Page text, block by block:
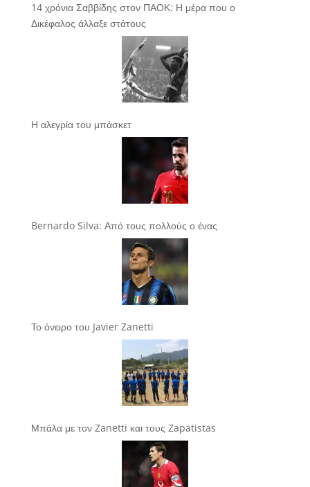
14 χρόνια Σαββίδης στον ΠΑΟΚ: Η μέρα που ο
Δικέφαλος άλλαξε στάτους
Η αλεγρία του μπάσκετ
Bernardo Silva: Από τους πολλούς ο ένας
Το όνειρο του Javier Zanetti
Μπάλα με τον Zanetti και τους Zapatistas